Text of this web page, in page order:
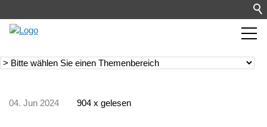
04. Jun 2024 904 x gelesen